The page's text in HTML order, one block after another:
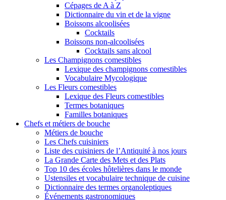
Cépages de A à Z
Dictionnaire du vin et de la vigne
Boissons alcoolisées
Cocktails
Boissons non-alcoolisées
Cocktails sans alcool
Les Champignons comestibles
Lexique des champignons comestibles
Vocabulaire Mycologique
Les Fleurs comestibles
Lexique des Fleurs comestibles
Termes botaniques
Familles botaniques
Chefs et métiers de bouche
Métiers de bouche
Les Chefs cuisiniers
Liste des cuisiniers de l’Antiquité à nos jours
La Grande Carte des Mets et des Plats
Top 10 des écoles hôtelières dans le monde
Ustensiles et vocabulaire technique de cuisine
Dictionnaire des termes organoleptiques
Événements gastronomiques